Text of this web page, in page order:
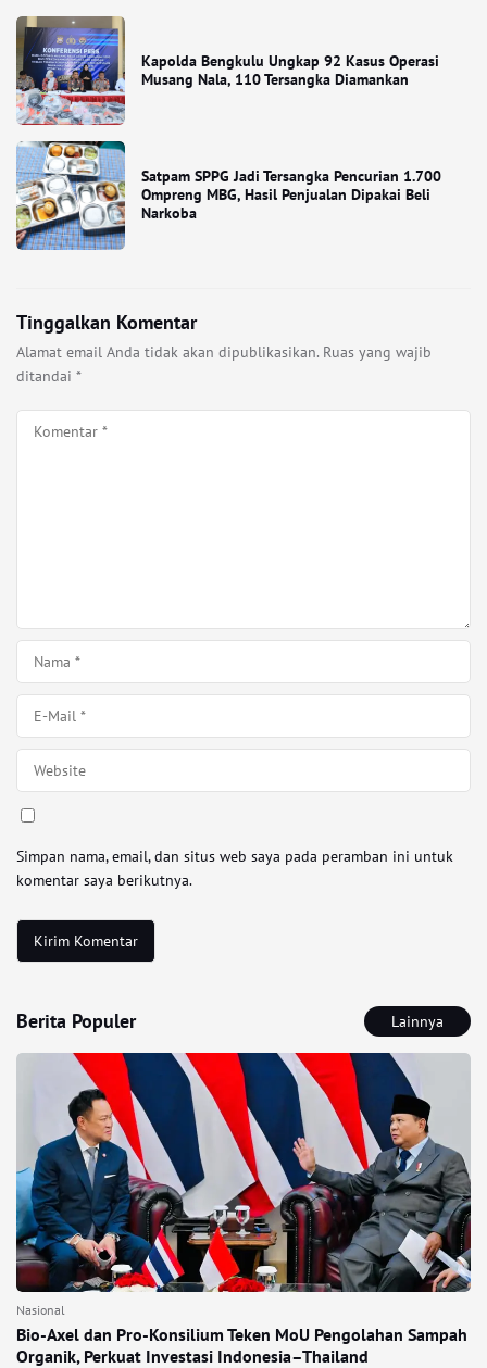
Kapolda Bengkulu Ungkap 92 Kasus Operasi
Musang Nala, 110 Tersangka Diamankan
Satpam SPPG Jadi Tersangka Pencurian 1.700
Ompreng MBG, Hasil Penjualan Dipakai Beli
Narkoba
Tinggalkan Komentar
Alamat email Anda tidak akan dipublikasikan. Ruas yang wajib
ditandai *
Simpan nama, email, dan situs web saya pada peramban ini untuk
komentar saya berikutnya.
Berita Populer Lainnya
Nasional
Bio-Axel dan Pro-Konsilium Teken MoU Pengolahan Sampah
Organik, Perkuat Investasi Indonesia–Thailand